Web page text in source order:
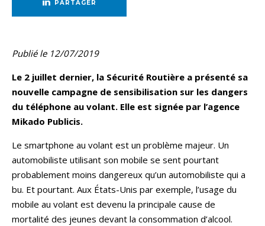
PARTAGER
Publié le 12/07/2019
Le 2 juillet dernier, la Sécurité Routière a présenté sa
nouvelle campagne de sensibilisation sur les dangers
du téléphone au volant. Elle est signée par l’agence
Mikado Publicis.
Le smartphone au volant est un problème majeur. Un
automobiliste utilisant son mobile se sent pourtant
probablement moins dangereux qu’un automobiliste qui a
bu. Et pourtant. Aux États-Unis par exemple, l’usage du
mobile au volant est devenu la principale cause de
mortalité des jeunes devant la consommation d’alcool.